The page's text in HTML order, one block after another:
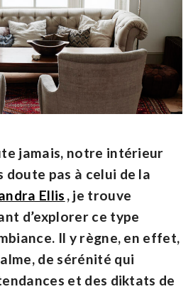
jamais, notre intérieur
doute pas à celui de la
Ellis , je trouve
d’explorer ce type
Il y règne, en effet,
de sérénité qui
et des diktats de